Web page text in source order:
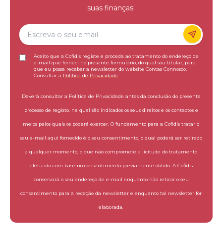
suas finanças.
Aceito que a Cofidis registe e proceda ao tratamento do endereço de
e-mail que forneci no presente formulário, do qual sou titular, para
que eu possa receber a newsletter do website Contas Connosco.
Consultar a Política de Privacidade
Deverá consultar a Política de Privacidade antes da conclusão do presente
processo de registo, na qual são indicados os seus direitos e os contactos e
meios pelos quais os poderá exercer. O fundamento para a Cofidis tratar o
seu e-mail aqui fornecido é o seu consentimento, o qual poderá ser retirado
a qualquer momento, o que não compromete a licitude do tratamento
efetuado com base no consentimento previamente obtido. A Cofidis
conservará o seu endereço de e-mail enquanto não retirar o seu
consentimento para a receção da newsletter e enquanto tal newsletter for
elaborada.